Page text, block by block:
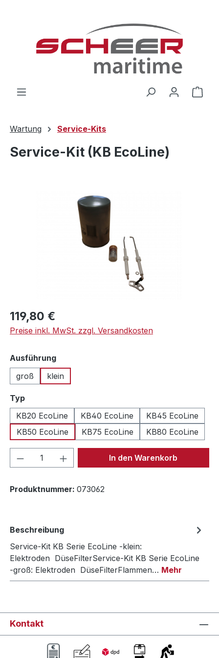
Wartung Service-Kits
Service-Kit (KB EcoLine)
Bildergalerie überspringen
Regulärer Preis:
119,80 €
Preise inkl. MwSt. zzgl. Versandkosten
Ausführungauswählen
groß
klein
Typauswählen
KB20 EcoLine
KB40 EcoLine
KB45 EcoLine
KB50 EcoLine
KB75 EcoLine KB80 EcoLine
Produkt Anzahl: Gib denIn den Warenkorb
Produktnummer: 073062
Beschreibung
Service-Kit KB Serie EcoLine -klein:
Elektroden DüseFilterService-Kit KB Serie EcoLine
-groß: Elektroden DüseFilterFlammen… Mehr
Kontakt